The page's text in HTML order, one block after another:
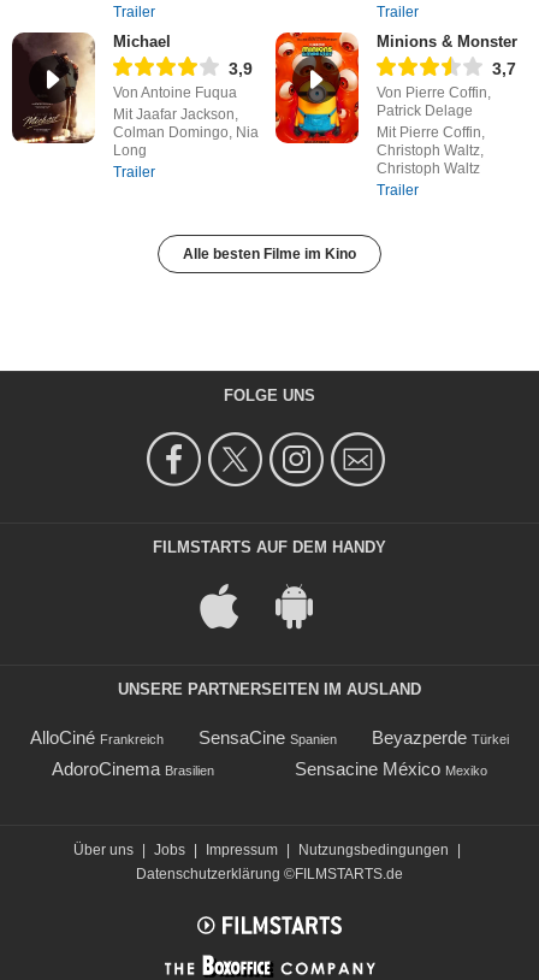
Trailer
Trailer
Michael
3,9
Von Antoine Fuqua
Mit Jaafar Jackson,
Colman Domingo, Nia
Long
Trailer
Minions & Monster
3,7
Von Pierre Coffin,
Patrick Delage
Mit Pierre Coffin,
Christoph Waltz,
Christoph Waltz
Trailer
Alle besten Filme im Kino
FOLGE UNS
FILMSTARTS AUF DEM HANDY
UNSERE PARTNERSEITEN IM AUSLAND
AlloCiné Frankreich SensaCine Spanien Beyazperde Türkei
AdoroCinema Brasilien Sensacine México Mexiko
Über uns Jobs Impressum Nutzungsbedingungen
Datenschutzerklärung ©FILMSTARTS.de